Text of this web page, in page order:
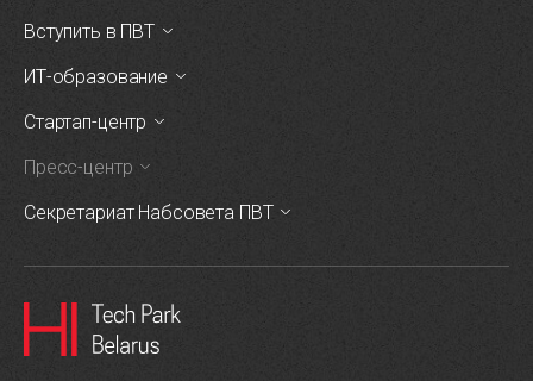
Вступить в ПВТ
ИТ-образование
Стартап-центр
Пресс-центр
Секретариат Набсовета ПВТ